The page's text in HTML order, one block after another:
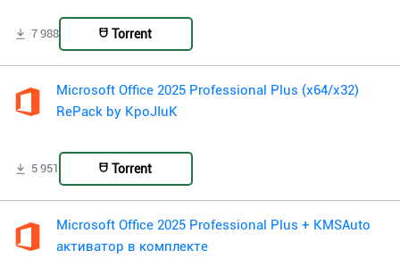
7 988 Torrent
Microsoft Office 2025 Professional Plus (x64/x32)
RePack by KpoJIuK
5 951 Torrent
Microsoft Office 2025 Professional Plus + KMSAuto
активатор в комплекте